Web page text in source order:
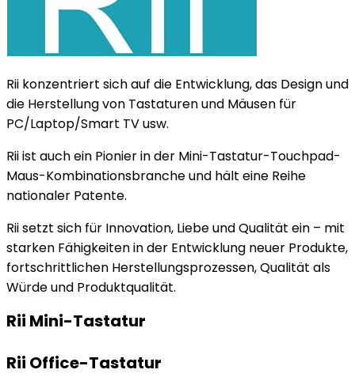
Rii konzentriert sich auf die Entwicklung, das Design und
die Herstellung von Tastaturen und Mäusen für
PC/Laptop/Smart TV usw.
Rii ist auch ein Pionier in der Mini-Tastatur-Touchpad-
Maus-Kombinationsbranche und hält eine Reihe
nationaler Patente.
Rii setzt sich für Innovation, Liebe und Qualität ein – mit
starken Fähigkeiten in der Entwicklung neuer Produkte,
fortschrittlichen Herstellungsprozessen, Qualität als
Würde und Produktqualität.
Rii Mini-Tastatur
Rii Office-Tastatur